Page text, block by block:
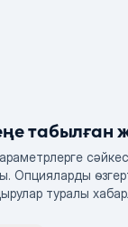
табылған
Опцияларды
туралы